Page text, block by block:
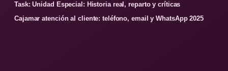
Task: Unidad Especial: Historia real, reparto y críticas
Cajamar atención al cliente: teléfono, email y WhatsApp 2025